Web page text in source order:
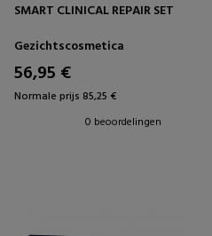
SMART CLINICAL REPAIR SET
Gezichtscosmetica
56,95 €
Normale prijs 85,25 €
0 beoordelingen